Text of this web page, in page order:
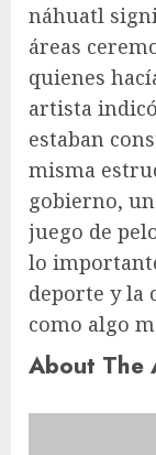
náhuatl
áreas
quienes
artista
estaban
misma
gobierno,
juego de
lo
deporte y la
como algo
About The